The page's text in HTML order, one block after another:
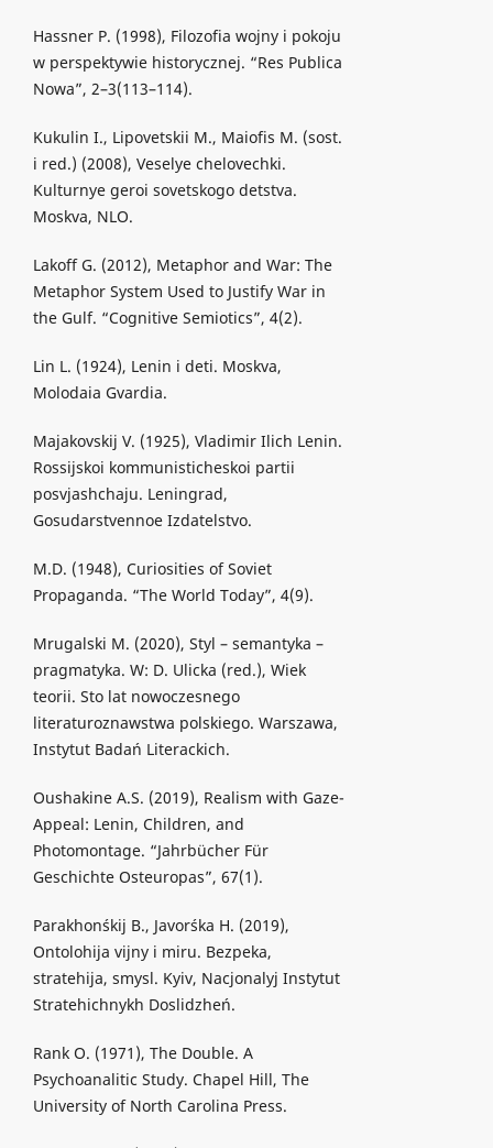
Hassner P. (1998), Filozofia wojny i pokoju
w perspektywie historycznej. “Res Publica
Nowa”, 2–3(113–114).
Kukulin I., Lipovetskii M., Maiofis M. (sost.
i red.) (2008), Veselye chelovechki.
Kulturnye geroi sovetskogo detstva.
Moskva, NLO.
Lakoff G. (2012), Metaphor and War: The
Metaphor System Used to Justify War in
the Gulf. “Cognitive Semiotics”, 4(2).
Lin L. (1924), Lenin i deti. Moskva,
Molodaia Gvardia.
Majakovskij V. (1925), Vladimir Ilich Lenin.
Rossijskoi kommunisticheskoi partii
posvjashchaju. Leningrad,
Gosudarstvennoe Izdatelstvo.
M.D. (1948), Curiosities of Soviet
Propaganda. “The World Today”, 4(9).
Mrugalski M. (2020), Styl – semantyka –
pragmatyka. W: D. Ulicka (red.), Wiek
teorii. Sto lat nowoczesnego
literaturoznawstwa polskiego. Warszawa,
Instytut Badań Literackich.
Oushakine A.S. (2019), Realism with Gaze-
Appeal: Lenin, Children, and
Photomontage. “Jahrbücher Für
Geschichte Osteuropas”, 67(1).
Parakhonśkij B., Javorśka H. (2019),
Ontolohija vijny i miru. Bezpeka,
stratehija, smysl. Kyiv, Nacjonalyj Instytut
Stratehichnykh Doslidzheń.
Rank O. (1971), The Double. A
Psychoanalitic Study. Chapel Hill, The
University of North Carolina Press.